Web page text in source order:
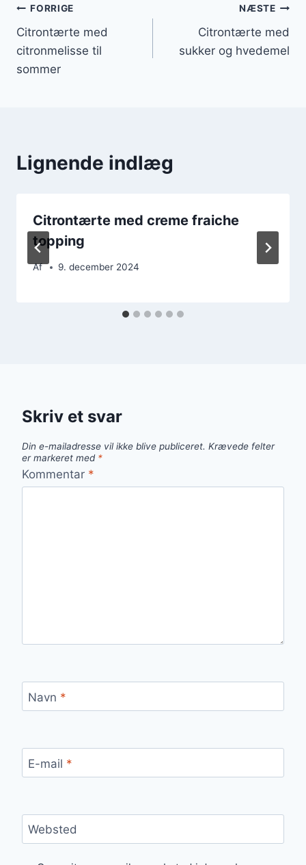
Indlægsnavigation
FORRIGE
Citrontærte med
citronmelisse til
sommer
NÆSTE
Citrontærte med
sukker og hvedemel
Lignende indlæg
Citrontærte med creme fraiche
topping
Af 9. december 2024
Skriv et svar
Din e-mailadresse vil ikke blive publiceret. Krævede felter
er markeret med *
Kommentar *
Navn *
E-mail *
Websted